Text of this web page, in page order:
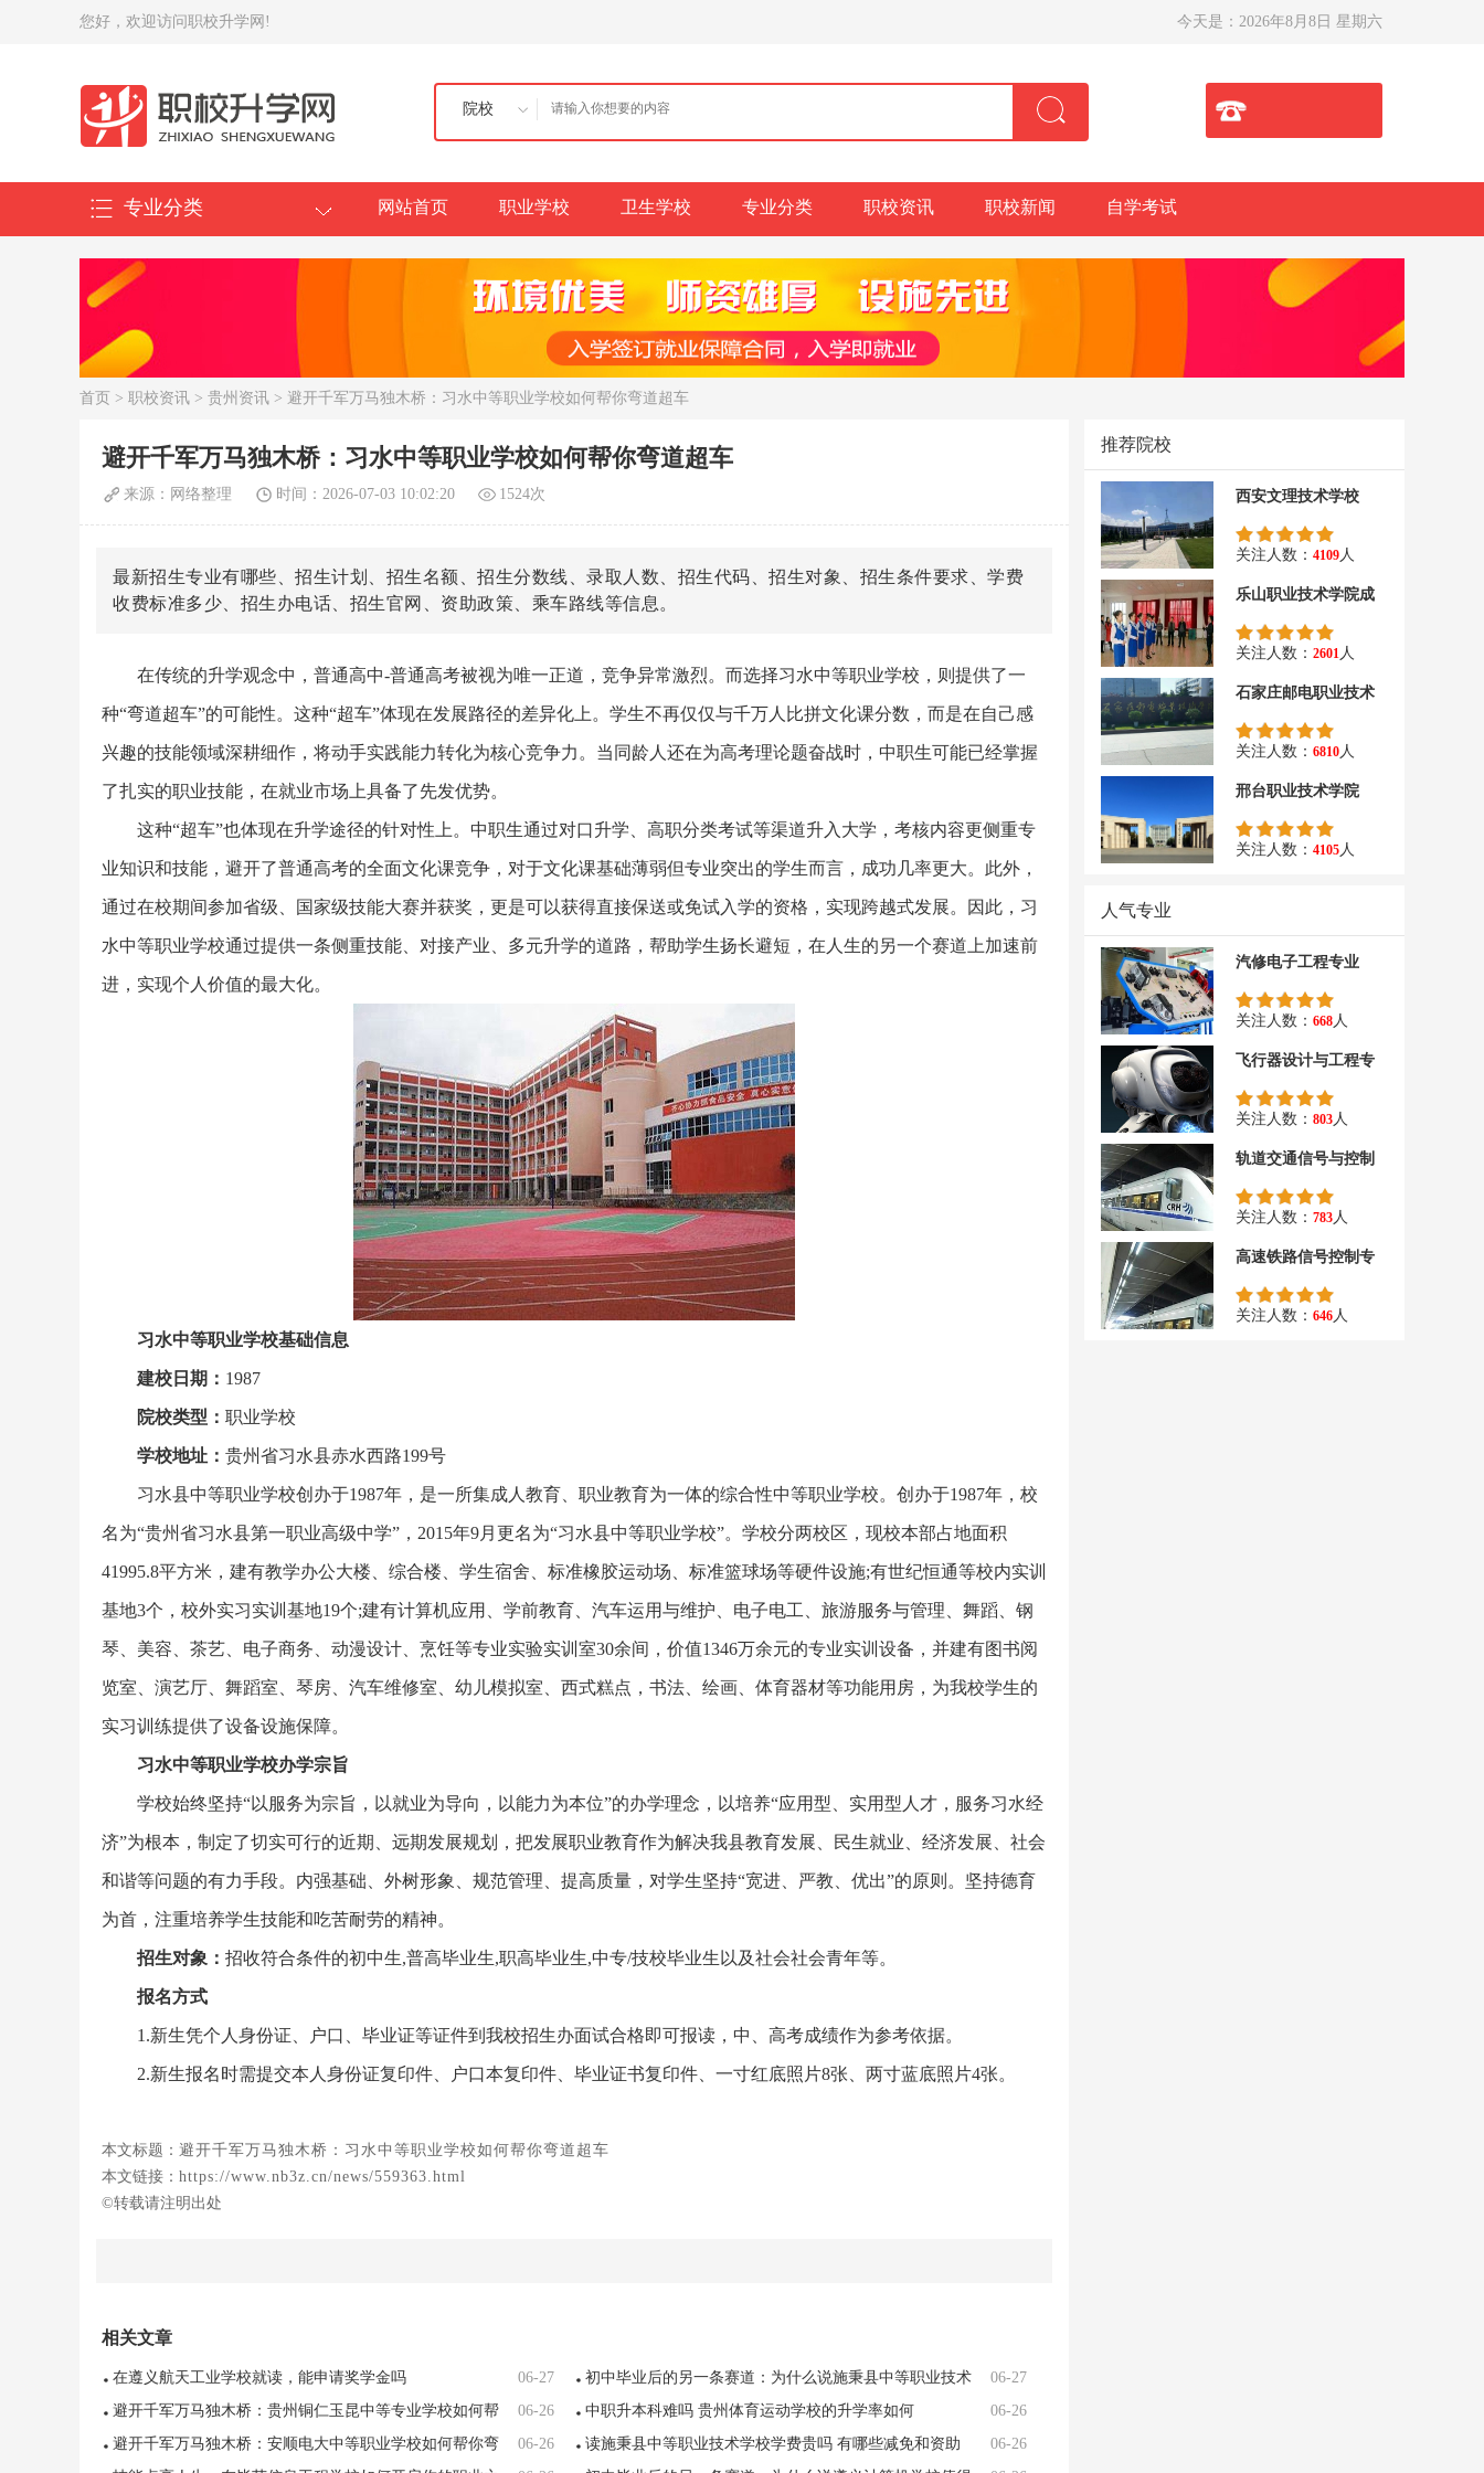
您好，欢迎访问职校升学网! 今天是： 2026年8月8日 星期六
院校
专业分类 网站首页 职业学校 卫生学校 专业分类 职校资讯 职校新闻 自学考试
首页 > 职校资讯 > 贵州资讯 > 避开千军万马独木桥：习水中等职业学校如何帮你弯道超车
避开千军万马独木桥：习水中等职业学校如何帮你弯道超车
来源：网络整理 时间：2026-07-03 10:02:20 1524次
最新招生专业有哪些、招生计划、招生名额、招生分数线、录取人数、招生代码、招生对象、招生条件要求、学费
收费标准多少、招生办电话、招生官网、资助政策、乘车路线等信息。
在传统的升学观念中，普通高中-普通高考被视为唯一正道，竞争异常激烈。而选择习水中等职业学校，则提供了一
种“弯道超车”的可能性。这种“超车”体现在发展路径的差异化上。学生不再仅仅与千万人比拼文化课分数，而是在自己感
兴趣的技能领域深耕细作，将动手实践能力转化为核心竞争力。当同龄人还在为高考理论题奋战时，中职生可能已经掌握
了扎实的职业技能，在就业市场上具备了先发优势。
这种“超车”也体现在升学途径的针对性上。中职生通过对口升学、高职分类考试等渠道升入大学，考核内容更侧重专
业知识和技能，避开了普通高考的全面文化课竞争，对于文化课基础薄弱但专业突出的学生而言，成功几率更大。此外，
通过在校期间参加省级、国家级技能大赛并获奖，更是可以获得直接保送或免试入学的资格，实现跨越式发展。因此，习
水中等职业学校通过提供一条侧重技能、对接产业、多元升学的道路，帮助学生扬长避短，在人生的另一个赛道上加速前
进，实现个人价值的最大化。
习水中等职业学校基础信息
建校日期： 1987
院校类型： 职业学校
学校地址： 贵州省习水县赤水西路199号
习水县中等职业学校创办于1987年，是一所集成人教育、职业教育为一体的综合性中等职业学校。创办于1987年，校
名为“贵州省习水县第一职业高级中学”，2015年9月更名为“习水县中等职业学校”。学校分两校区，现校本部占地面积
41995.8平方米，建有教学办公大楼、综合楼、学生宿舍、标准橡胶运动场、标准篮球场等硬件设施;有世纪恒通等校内实训
基地3个，校外实习实训基地19个;建有计算机应用、学前教育、汽车运用与维护、电子电工、旅游服务与管理、舞蹈、钢
琴、美容、茶艺、电子商务、动漫设计、烹饪等专业实验实训室30余间，价值1346万余元的专业实训设备，并建有图书阅
览室、演艺厅、舞蹈室、琴房、汽车维修室、幼儿模拟室、西式糕点，书法、绘画、体育器材等功能用房，为我校学生的
实习训练提供了设备设施保障。
习水中等职业学校办学宗旨
学校始终坚持“以服务为宗旨，以就业为导向，以能力为本位”的办学理念，以培养“应用型、实用型人才，服务习水经
济”为根本，制定了切实可行的近期、远期发展规划，把发展职业教育作为解决我县教育发展、民生就业、经济发展、社会
和谐等问题的有力手段。内强基础、外树形象、规范管理、提高质量，对学生坚持“宽进、严教、优出”的原则。坚持德育
为首，注重培养学生技能和吃苦耐劳的精神。
招生对象： 招收符合条件的初中生,普高毕业生,职高毕业生,中专/技校毕业生以及社会社会青年等。
报名方式
1.新生凭个人身份证、户口、毕业证等证件到我校招生办面试合格即可报读，中、高考成绩作为参考依据。
2.新生报名时需提交本人身份证复印件、户口本复印件、毕业证书复印件、一寸红底照片8张、两寸蓝底照片4张。
本文标题： 避开千军万马独木桥：习水中等职业学校如何帮你弯道超车
本文链接： https://www.nb3z.cn/news/559363.html
©转载请注明出处
相关文章
在遵义航天工业学校就读，能申请奖学金吗 06-27
初中毕业后的另一条赛道：为什么说施秉县中等职业技术
学校值得考虑
06-27
避开千军万马独木桥：贵州铜仁玉昆中等专业学校如何帮
你弯道超车
06-26 中职升本科难吗 贵州体育运动学校的升学率如何
06-26
避开千军万马独木桥：安顺电大中等职业学校如何帮你弯
06-26
读施秉县中等职业技术学校学费贵吗 有哪些减免和资助
06-26
推荐院校
西安文理技术学校
关注人数： 4109人
乐山职业技术学院成
关注人数： 2601人
石家庄邮电职业技术
关注人数： 6810人
邢台职业技术学院
关注人数： 4105人
人气专业
汽修电子工程专业
关注人数： 668人
飞行器设计与工程专
关注人数： 803人
轨道交通信号与控制
关注人数： 783人
高速铁路信号控制专
关注人数： 646人